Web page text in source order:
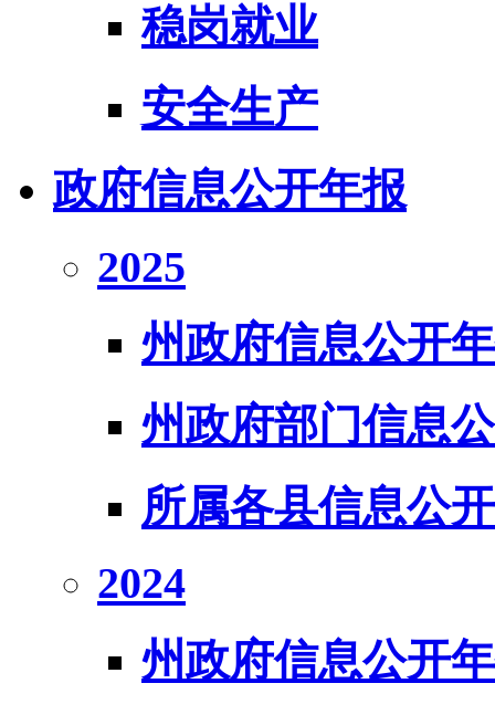
稳岗就业
安全生产
政府信息公开年报
2025
州政府信息公开
州政府部门信息
所属各县信息公
2024
州政府信息公开